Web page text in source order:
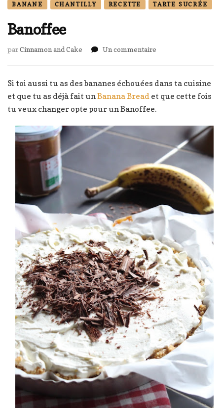
BANANE CHANTILLY RECETTE TARTE SUCRÉE
Banoffee
parCinnamon and Cake Un commentaire
Si toi aussi tu as des bananes échouées dans ta cuisine
et que tu as déjà fait un Banana Bread et que cette fois
tu veux changer opte pour un Banoffee.